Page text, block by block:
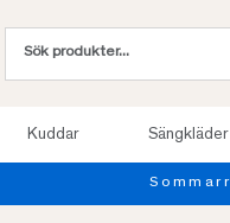
Kuddar Sängkläder